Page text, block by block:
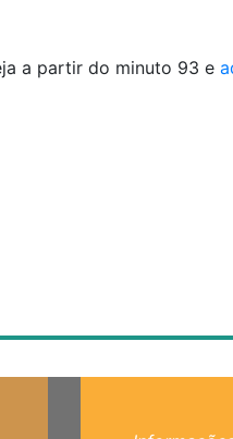
a partir do minuto 93 e